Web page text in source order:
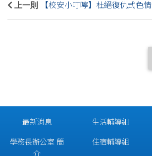
上一則 【校安小叮嚀】杜絕復仇式色情
最新消息
學務長辦公室 簡
介
生活輔導組
住宿輔導組